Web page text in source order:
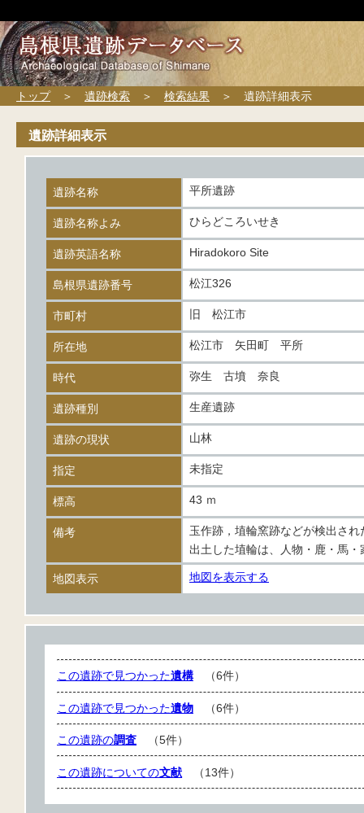
トップ＞ 遺跡検索 ＞ 検索結果 ＞ 遺跡詳細表示
遺跡詳細表示
遺跡名称 平所遺跡
遺跡名称よみ ひらどころいせき
遺跡英語名称 Hiradokoro Site
島根県遺跡番号 松江326
市町村 旧 松江市
所在地 松江市 矢田町 平所
時代 弥生 古墳 奈良
遺跡種別 生産遺跡
遺跡の現状 山林
指定 未指定
標高 43 ｍ
備考
玉作跡，埴輪窯跡などが検出され
出土した埴輪は、人物・鹿・馬
地図表示 地図を表示する
この遺跡で見つかった遺構（6件）
この遺跡で見つかった遺物 （6件）
この遺跡の調査 （5件）
この遺跡についての文献 （13件）